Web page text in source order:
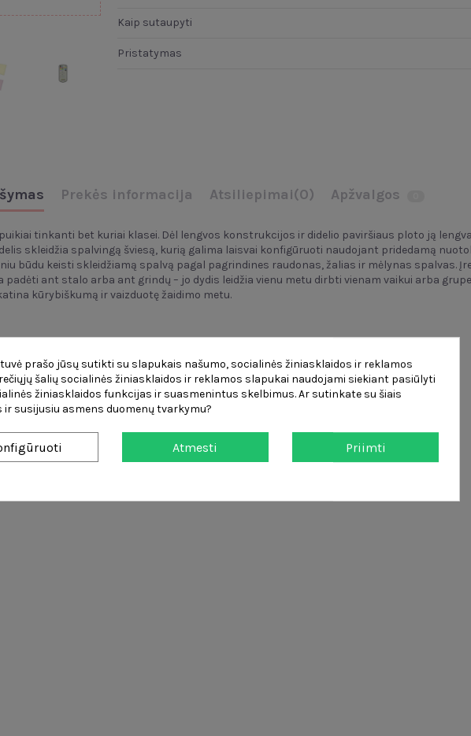
Kaip sutaupyti
Pristatymas
Prekės informacija Atsiliepimai(0) Apžvalgos
tinkanti bet kuriai klasei. Dėl lengvos konstrukcijos ir didelio paviršiaus ploto ją
skleidžia spalvingą šviesą, kurią galima laisvai konfigūruoti naudojant pridedamą
būdu keisti skleidžiamą spalvą pagal pagrindines raudonas, žalias ir mėlynas spalvas.
ant stalo arba ant grindų – jo dydis leidžia vienu metu dirbti vienam vaikui arba
kūrybiškumą ir vaizduotę žaidimo metu.
spalvą ir apšvietimo efektą
prašo jūsų sutikti su slapukais našumo, socialinės žiniasklaidos ir reklamos
šalių socialinės žiniasklaidos ir reklamos slapukai naudojami siekiant pasiūlyti
žiniasklaidos funkcijas ir suasmenintus skelbimus. Ar sutinkate su šiais
ir susijusiu asmens duomenų tvarkymu?
Atmesti Priimti